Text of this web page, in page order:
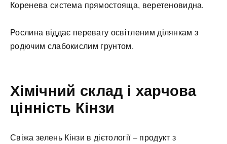
Коренева система прямостояща, веретеновидна.
Рослина віддає перевагу освітленим ділянкам з
родючим слабокислим грунтом.
Хімічний склад і харчова
цінність Кінзи
Свіжа зелень Кінзи в дієтології – продукт з